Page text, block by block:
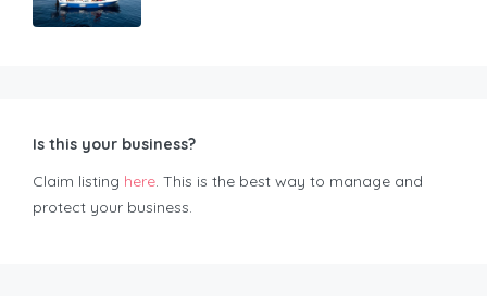
Is this your business?
Claim listing here. This is the best way to manage and
protect your business.